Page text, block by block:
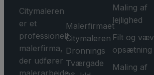
Citymaleren
er et
professionelt
malerfirma,
der udfører
malerarbejde
Malerfirmaet
Citymaleren
Dronnings
Tværgade
Maling af
lejlighed
Filt og væv
opsætning
Maling af